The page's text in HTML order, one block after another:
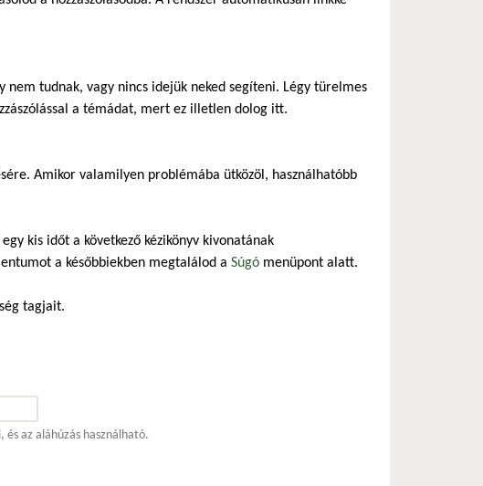
tudnak, vagy nincs idejük neked segíteni. Légy türelmes
a témádat, mert ez illetlen dolog itt.
Amikor valamilyen problémába ütközöl, használhatóbb
kis időt a következő kézikönyv kivonatának
a későbbiekben megtalálod a Súgó menüpont alatt.
tagjait.
és az aláhúzás használható.